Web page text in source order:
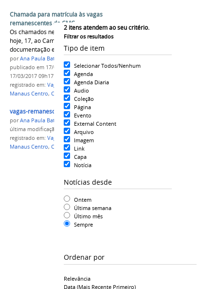
2 itens atendem ao seu critério.
Filtrar os resultados
Tipo de item
Selecionar Todos/Nenhum
Agenda
Agenda Diaria
Audio
Coleção
Página
Evento
External Content
Arquivo
Imagem
Link
Capa
Notícia
Notícias desde
Ontem
Última semana
Último mês
Sempre
Ordenar por
Relevância
Data (mais Recente Primeiro)
Chamada para matrícula às vagas
remanescentes do CMC
Os chamados nesta lista devem se encaminhar
hoje, 17, ao Campus Manaus Centro com a
documentação exigida para efetivar a matrícula
porAna Paula Batista
publicado em 17/03/2017—última modificaçãoem
17/03/2017 09h17
registrado em: Vagas Remanescentes,Campus
Manaus Centro, CMC ,Chamada matrícula
vagas-remanescentes-matricula.png
porAna Paula Batista
última modificação
em 17/03/2017 07h32
registrado em: Vagas Remanescentes
Manaus Centro, CMC ,Chamada matrícula